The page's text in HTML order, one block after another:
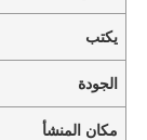
يكتب
الجودة
مكان المنشأ